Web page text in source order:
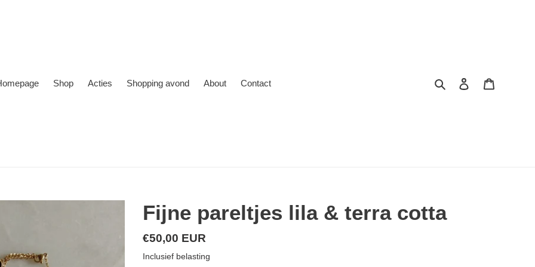
Shop Acties Shopping avond About Contact Zoeken Inloggen
Fijne pareltjes lila & terra cotta
Normale
prijs
€50,00 EUR
Inclusief belasting